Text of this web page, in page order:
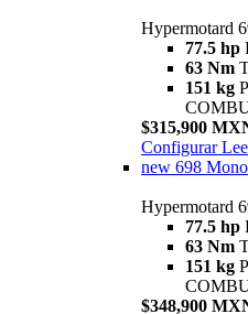
Hypermotard
77.5 hp
63 Nm
151 kg
$315,900
Configurar
new 698
Hypermotard
77.5 hp
63 Nm
151 kg
$348,900